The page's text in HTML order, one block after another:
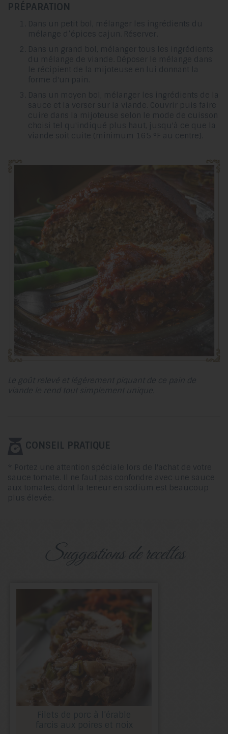
PRÉPARATION
Dans un petit bol, mélanger les ingrédients du
mélange d’épices cajun. Réserver.
Dans un grand bol, mélanger tous les ingrédients
du mélange de viande. Déposer le mélange dans
le récipient de la mijoteuse en lui donnant la
forme d'un pain.
Dans un moyen bol, mélanger les ingrédients de la
sauce et la verser sur la viande. Couvrir puis faire
cuire dans la mijoteuse selon le mode de cuisson
choisi tel qu'indiqué plus haut, jusqu'à ce que la
viande soit cuite (minimum 165 °F au centre).
Le goût relevé et légèrement piquant de ce pain de
viande le rend tout simplement unique.
CONSEIL PRATIQUE
* Portez une attention spéciale lors de l'achat de votre
sauce tomate. Il ne faut pas confondre avec une sauce
aux tomates, dont la teneur en sodium est beaucoup
plus élevée.
suggestions de recettes